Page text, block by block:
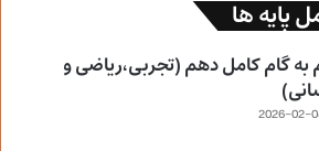
پایه ها
به گام کامل دهم (تجربی،ریاضی و
2026-02-